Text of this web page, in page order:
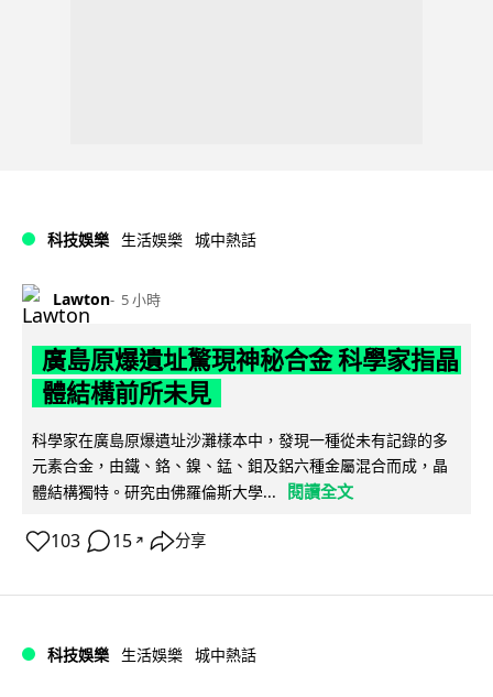
科技娛樂 生活娛樂 城中熱話
Lawton 5 小時
廣島原爆遺址驚現神秘合金 科學家指晶
體結構前所未見
科學家在廣島原爆遺址沙灘樣本中，發現一種從未有記錄的多
元素合金，由鐵、鉻、鎳、錳、鉬及鋁六種金屬混合而成，晶
體結構獨特。研究由佛羅倫斯大學...
閱讀全文
103 15 ↗ 分享
科技娛樂 生活娛樂 城中熱話